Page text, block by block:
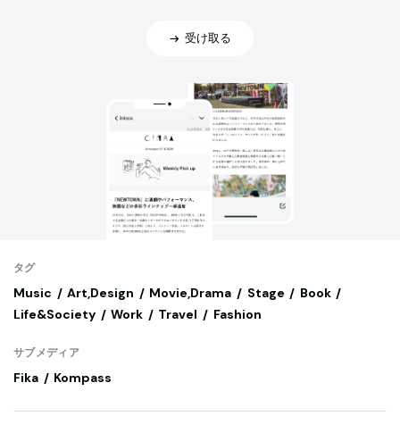
受け取る
タグ
Music Art,Design Movie,Drama Stage
Book
Life&Society
Work Travel Fashion
サブメディア
Fika Kompass